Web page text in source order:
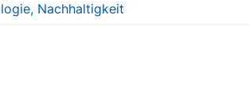
Nachhaltigkeit